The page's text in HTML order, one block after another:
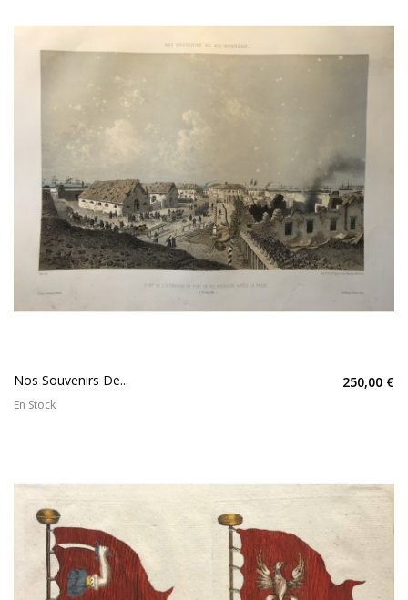
Nos Souvenirs De... 250,00 €
En Stock